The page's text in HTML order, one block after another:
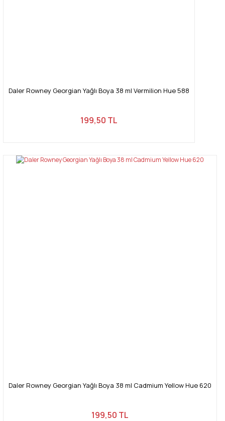
Daler Rowney Georgian Yağlı Boya 38 ml Vermilion Hue 588
199,50 TL
Daler Rowney Georgian Yağlı Boya 38 ml Cadmium Yellow Hue 620
199,50 TL